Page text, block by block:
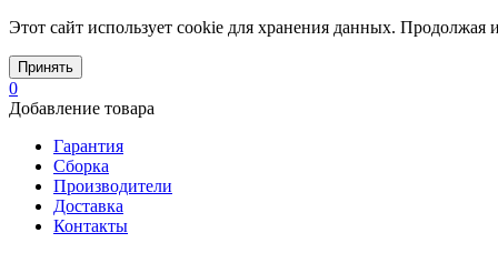
Этот сайт использует cookie для хранения данных. Продолжая
Принять
0
Добавление товара
Гарантия
Сборка
Производители
Доставка
Контакты